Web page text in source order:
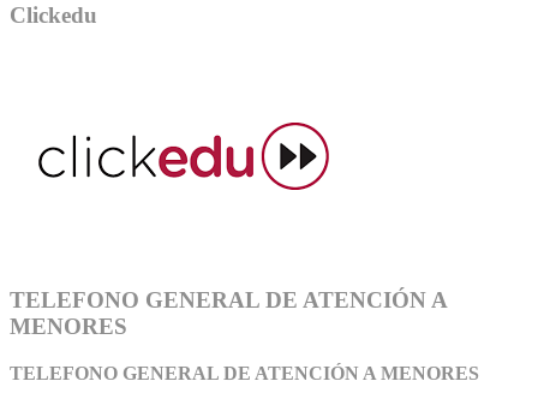
Clickedu
TELEFONO GENERAL DE ATENCIÓN A
MENORES
TELEFONO GENERAL DE ATENCIÓN A MENORES